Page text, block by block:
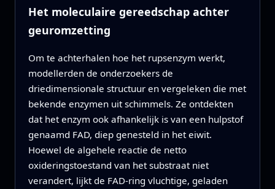
Het moleculaire gereedschap achter
geuromzetting
Om te achterhalen hoe het rupsenzym werkt,
modellerden de onderzoekers de
driedimensionale structuur en vergeleken die met
bekende enzymen uit schimmels. Ze ontdekten
dat het enzym ook afhankelijk is van een hulpstof
genaamd FAD, diep genesteld in het eiwit.
Hoewel de algehele reactie de netto
oxideringstoestand van het substraat niet
verandert, lijkt de FAD-ring vluchtige, geladen